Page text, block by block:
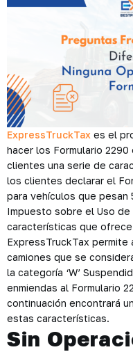
ExpressTruckTax es el
hacer los Formulario
clientes una serie de
los clientes declarar el
para vehículos que pesan
Impuesto sobre el Uso de
características que ofrece
ExpressTruckTax
camiones que se
la categoría ‘W’
enmiendas al Formulario
continuación encontrará
estas características.
Sin